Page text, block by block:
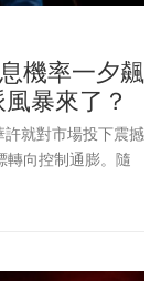
機率一夕飆
暴來了？
就對市場投下震撼
向控制通膨。隨
由鴿轉鷹，除了